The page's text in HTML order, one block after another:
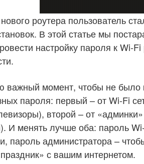
роутера пользователь
В этой статье мы
настройку пароля к Wi-
важный момент, чтобы не было
пароля: первый – от Wi-Fi
второй – от
И менять лучше оба: пароль
пароль администратора –
с вашим интернетом.